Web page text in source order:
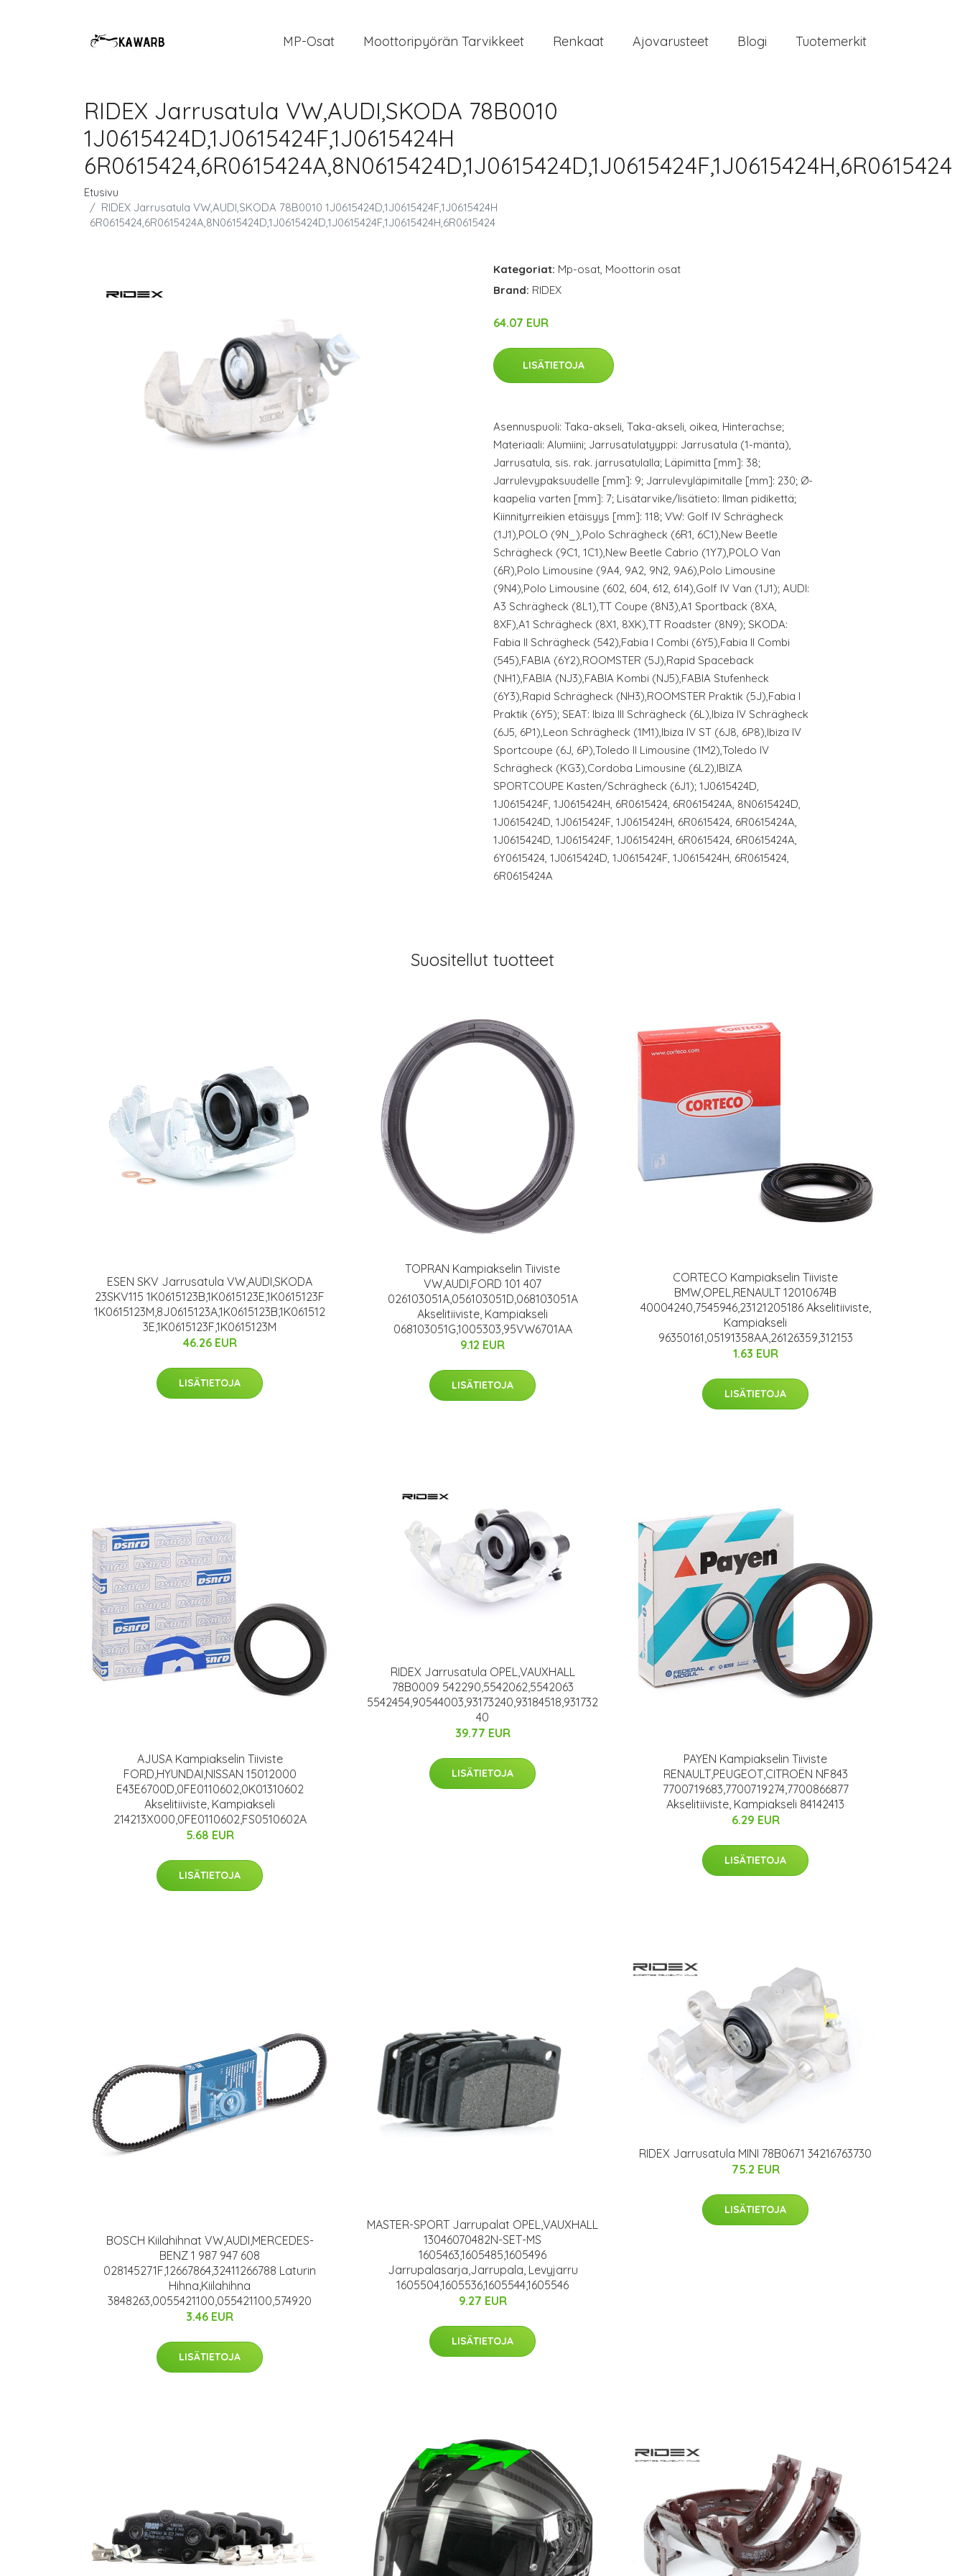
MP-Osat Moottoripyörän Tarvikkeet Renkaat Ajovarusteet Blogi Tuotemerkit
RIDEX Jarrusatula VW,AUDI,SKODA 78B0010
1J0615424D,1J0615424F,1J0615424H
6R0615424,6R0615424A,8N0615424D,1J0615424D,1J0615424F,1J0615424H,6R0615424
Etusivu
RIDEX Jarrusatula VW,AUDI,SKODA 78B0010 1J0615424D,1J0615424F,1J0615424H
6R0615424,6R0615424A,8N0615424D,1J0615424D,1J0615424F,1J0615424H,6R0615424
Kategoriat: Mp-osat, Moottorin osat
Brand: RIDEX
64.07 EUR
LISÄTIETOJA
Asennuspuoli: Taka-akseli, Taka-akseli, oikea, Hinterachse;
Materiaali: Alumiini; Jarrusatulatyyppi: Jarrusatula (1-mäntä),
Jarrusatula, sis. rak. jarrusatulalla; Läpimitta [mm]: 38;
Jarrulevypaksuudelle [mm]: 9; Jarrulevyläpimitalle [mm]: 230; Ø-
kaapelia varten [mm]: 7; Lisätarvike/lisätieto: Ilman pidikettä;
Kiinnityrreikien etäisyys [mm]: 118; VW: Golf IV Schrägheck
(1J1),POLO (9N_),Polo Schrägheck (6R1, 6C1),New Beetle
Schrägheck (9C1, 1C1),New Beetle Cabrio (1Y7),POLO Van
(6R),Polo Limousine (9A4, 9A2, 9N2, 9A6),Polo Limousine
(9N4),Polo Limousine (602, 604, 612, 614),Golf IV Van (1J1); AUDI:
A3 Schrägheck (8L1),TT Coupe (8N3),A1 Sportback (8XA,
8XF),A1 Schrägheck (8X1, 8XK),TT Roadster (8N9); SKODA:
Fabia II Schrägheck (542),Fabia I Combi (6Y5),Fabia II Combi
(545),FABIA (6Y2),ROOMSTER (5J),Rapid Spaceback
(NH1),FABIA (NJ3),FABIA Kombi (NJ5),FABIA Stufenheck
(6Y3),Rapid Schrägheck (NH3),ROOMSTER Praktik (5J),Fabia I
Praktik (6Y5); SEAT: Ibiza III Schrägheck (6L),Ibiza IV Schrägheck
(6J5, 6P1),Leon Schrägheck (1M1),Ibiza IV ST (6J8, 6P8),Ibiza IV
Sportcoupe (6J, 6P),Toledo II Limousine (1M2),Toledo IV
Schrägheck (KG3),Cordoba Limousine (6L2),IBIZA
SPORTCOUPE Kasten/Schrägheck (6J1); 1J0615424D,
1J0615424F, 1J0615424H, 6R0615424, 6R0615424A, 8N0615424D,
1J0615424D, 1J0615424F, 1J0615424H, 6R0615424, 6R0615424A,
1J0615424D, 1J0615424F, 1J0615424H, 6R0615424, 6R0615424A,
6Y0615424, 1J0615424D, 1J0615424F, 1J0615424H, 6R0615424,
6R0615424A
Suositellut tuotteet
ESEN SKV Jarrusatula VW,AUDI,SKODA
23SKV115 1K0615123B,1K0615123E,1K0615123F
1K0615123M,8J0615123A,1K0615123B,1K061512
3E,1K0615123F,1K0615123M
46.26 EUR
LISÄTIETOJA
TOPRAN Kampiakselin Tiiviste
VW,AUDI,FORD 101 407
026103051A,056103051D,068103051A
Akselitiiviste, Kampiakseli
068103051G,1005303,95VW6701AA
9.12 EUR
LISÄTIETOJA
CORTECO Kampiakselin Tiiviste
BMW,OPEL,RENAULT 12010674B
40004240,7545946,23121205186 Akselitiiviste,
Kampiakseli
96350161,05191358AA,26126359,312153
1.63 EUR
LISÄTIETOJA
AJUSA Kampiakselin Tiiviste
FORD,HYUNDAI,NISSAN 15012000
E43E6700D,0FE0110602,0K01310602
Akselitiiviste, Kampiakseli
214213X000,0FE0110602,FS0510602A
5.68 EUR
LISÄTIETOJA
RIDEX Jarrusatula OPEL,VAUXHALL
78B0009 542290,5542062,5542063
5542454,90544003,93173240,93184518,931732
40
39.77 EUR
LISÄTIETOJA
PAYEN Kampiakselin Tiiviste
RENAULT,PEUGEOT,CITROËN NF843
7700719683,7700719274,7700866877
Akselitiiviste, Kampiakseli 84142413
6.29 EUR
LISÄTIETOJA
BOSCH Kiilahihnat VW,AUDI,MERCEDES-
BENZ 1 987 947 608
028145271F,12667864,32411266788 Laturin
Hihna,Kiilahihna
3848263,0055421100,055421100,574920
3.46 EUR
LISÄTIETOJA
MASTER-SPORT Jarrupalat OPEL,VAUXHALL
13046070482N-SET-MS
1605463,1605485,1605496
Jarrupalasarja,Jarrupala, Levyjarru
1605504,1605536,1605544,1605546
9.27 EUR
LISÄTIETOJA
RIDEX Jarrusatula MINI 78B0671 34216763730
75.2 EUR
LISÄTIETOJA